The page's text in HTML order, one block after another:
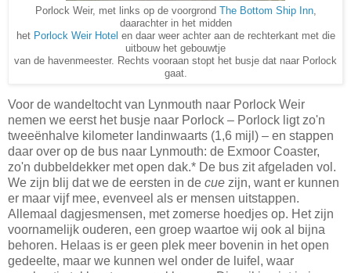
Porlock Weir, met links op de voorgrond The Bottom Ship Inn,
daarachter in het midden
het Porlock Weir Hotel en daar weer achter aan de rechterkant met die
uitbouw het gebouwtje
van de havenmeester. Rechts vooraan stopt het busje dat naar Porlock
gaat.
Voor de wandeltocht van Lynmouth naar Porlock Weir
nemen we eerst het busje naar Porlock – Porlock ligt zo'n
tweeënhalve kilometer landinwaarts (1,6 mijl) – en stappen
daar over op de bus naar Lynmouth: de Exmoor Coaster,
zo'n dubbeldekker met open dak.* De bus zit afgeladen vol.
We zijn blij dat we de eersten in de cue zijn, want er kunnen
er maar vijf mee, evenveel als er mensen uitstappen.
Allemaal dagjesmensen, met zomerse hoedjes op. Het zijn
voornamelijk ouderen, een groep waartoe wij ook al bijna
behoren. Helaas is er geen plek meer bovenin in het open
gedeelte, maar we kunnen wel onder de luifel, waar